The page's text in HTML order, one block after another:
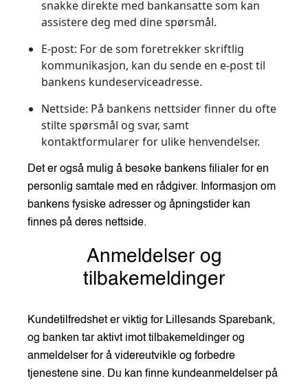
snakke direkte med bankansatte som kan
assistere deg med dine spørsmål.
E-post: For de som foretrekker skriftlig
kommunikasjon, kan du sende en e-post til
bankens kundeserviceadresse.
Nettside: På bankens nettsider finner du ofte
stilte spørsmål og svar, samt
kontaktformularer for ulike henvendelser.
Det er også mulig å besøke bankens filialer for en
personlig samtale med en rådgiver. Informasjon om
bankens fysiske adresser og åpningstider kan
finnes på deres nettside.
Anmeldelser og
tilbakemeldinger
Kundetilfredshet er viktig for Lillesands Sparebank,
og banken tar aktivt imot tilbakemeldinger og
anmeldelser for å videreutvikle og forbedre
tjenestene sine. Du kan finne kundeanmeldelser på